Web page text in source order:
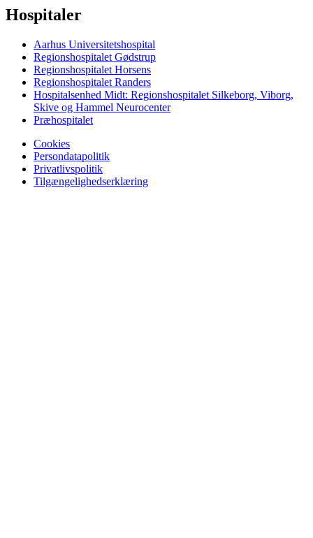
Hospitaler
Aarhus Universitetshospital
Regionshospitalet Gødstrup
Regionshospitalet Horsens
Regionshospitalet Randers
Hospitalsenhed Midt: Regionshospitalet Silkeborg, Viborg,
Skive og Hammel Neurocenter
Præhospitalet
Cookies
Persondatapolitik
Privatlivspolitik
Tilgængelighedserklæring